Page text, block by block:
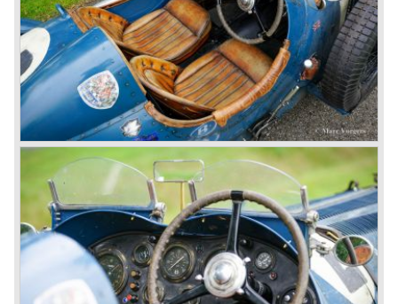
© Marc Vorgers